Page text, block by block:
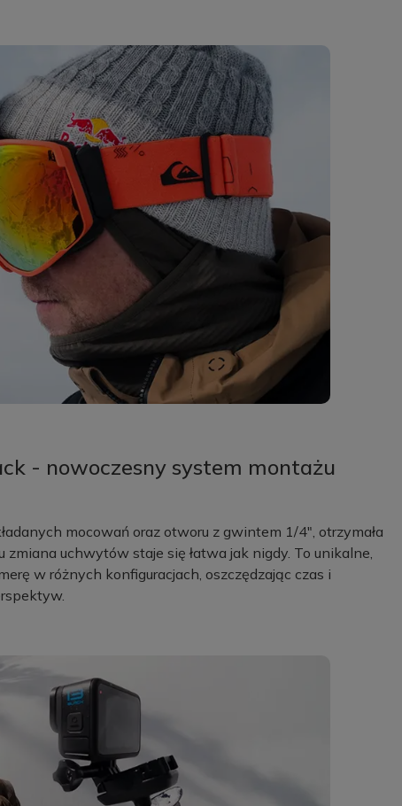
- nowoczesny system montażu
mocowań oraz otworu z gwintem 1/4", otrzymała
uchwytów staje się łatwa jak nigdy. To unikalne,
w różnych konfiguracjach, oszczędzając czas i